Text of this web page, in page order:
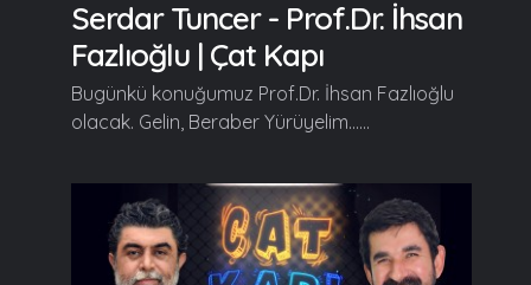
Serdar Tuncer - Prof.Dr. İhsan
Fazlıoğlu | Çat Kapı
Bugünkü konuğumuz Prof.Dr. İhsan Fazlıoğlu
olacak. Gelin, Beraber Yürüyelim......